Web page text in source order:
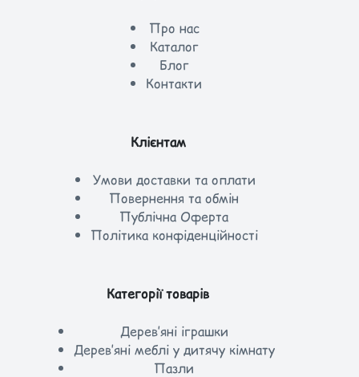
Про нас
Каталог
Блог
Контакти
Клієнтам
Умови доставки та оплати
Повернення та обмін
Публічна Оферта
Політика конфіденційності
Категорії товарів
Дерев’яні іграшки
Дерев’яні меблі у дитячу кімнату
Пазли